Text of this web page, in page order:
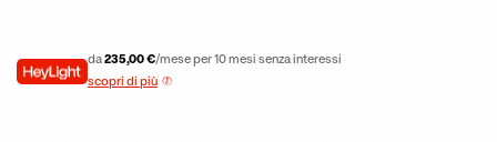
da235,00 €/mese per 10 mesi senza interessi
scopri di più